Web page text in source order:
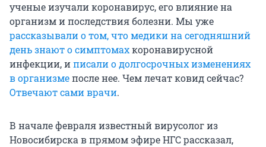
ученые изучали коронавирус, его влияние на
организм и последствия болезни. Мы уже
рассказывали о том, что медики на сегодняшний
день знают о симптомахкоронавирусной
инфекции, иписали о долгосрочных изменениях
в организмепосле нее. Чем лечат ковид сейчас?
Отвечают сами врачи.
В начале февраля известный вирусолог из
Новосибирска в прямом эфире НГС рассказал,